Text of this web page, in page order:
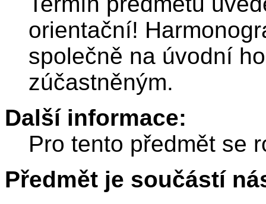
orientační!
společně na úvodní
zúčastněným.
Další informace:
Pro tento předmět se
Předmět je součástí